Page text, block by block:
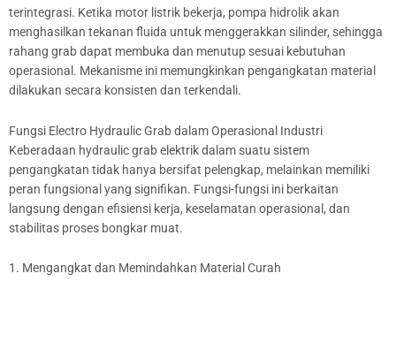
terintegrasi. Ketika motor listrik bekerja, pompa hidrolik akan
menghasilkan tekanan fluida untuk menggerakkan silinder, sehingga
rahang grab dapat membuka dan menutup sesuai kebutuhan
operasional. Mekanisme ini memungkinkan pengangkatan material
dilakukan secara konsisten dan terkendali.
Fungsi Electro Hydraulic Grab dalam Operasional Industri
Keberadaan hydraulic grab elektrik dalam suatu sistem
pengangkatan tidak hanya bersifat pelengkap, melainkan memiliki
peran fungsional yang signifikan. Fungsi-fungsi ini berkaitan
langsung dengan efisiensi kerja, keselamatan operasional, dan
stabilitas proses bongkar muat.
1. Mengangkat dan Memindahkan Material Curah